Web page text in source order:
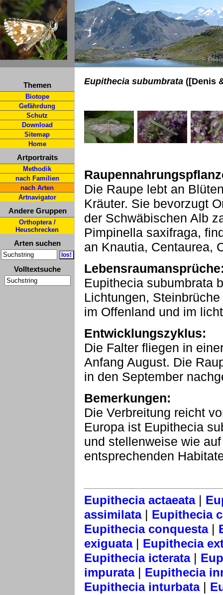
Themen
Biotope
Gefährdung
Schutz
Download
Sitemap
Home
Artportraits
Methodik
nach Familien
nach Arten
Artnavigator
Andere Gruppen
Orthoptera /
Heuschrecken
Arten suchen
Volltextsuche
Eupithecia subumbrata ([Denis
Die Raupe lebt an
Kräuter. Sie bevorzugt
der Schwäbischen Alb
Pimpinella saxifraga,
an Knautia, Centaurea,
Eupithecia subumbrata
Lichtungen,
im Offenland und im
Entwicklungszyklus:
Die Falter fliegen in
Anfang August. Die
in den September
Bemerkungen:
Die Verbreitung reicht
Europa ist Eupithecia
und stellenweise wie
entsprechenden
Eupithecia actaeata|
assimilata| Eupithecia
Eupithecia conquesta|
exiguata| Eupithecia
Eupithecia icterata|
impurata| Eupithecia
Eupithecia inturbata|